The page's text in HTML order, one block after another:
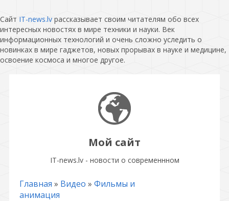
Сайт IT-news.lv рассказывает своим читателям обо всех
интересных новостях в мире техники и науки. Век
информационных технологий и очень сложно уследить о
новинках в мире гаджетов, новых прорывах в науке и медицине,
освоение космоса и многое другое.
Мой сайт
IT-news.lv - новости о современнном
Главная » Видео » Фильмы и
анимация